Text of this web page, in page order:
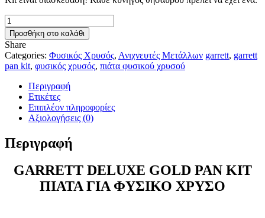
Garrett
Deluxe
Gold
Pan
Kit
ποσότητα
Προσθήκη στο καλάθι
Share
Categories: Φυσικός Χρυσός, Ανιχνευτές Μετάλλων garrett, garrett
pan kit, φυσικός χρυσός, πιάτα φυσικού χρυσού
Περιγραφή
Ετικέτες
Επιπλέον πληροφορίες
Αξιολογήσεις (0)
Περιγραφή
GARRETT DELUXE GOLD PAN KIT
ΠΙΑΤΑ ΓΙΑ ΦΥΣΙΚΟ ΧΡΥΣΟ